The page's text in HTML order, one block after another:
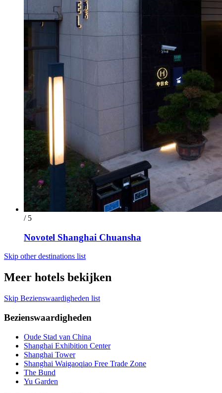
/ 5
Novotel Shanghai Chuansha
Skip other destinations list
Meer hotels bekijken
Skip Bezienswaardigheden list
Bezienswaardigheden
Oude Stad van China
Shanghai Exhibition Center
Shanghai Tower
Shanghai Waigaoqiao Free Trade Zone
The Bund
Yu Garden